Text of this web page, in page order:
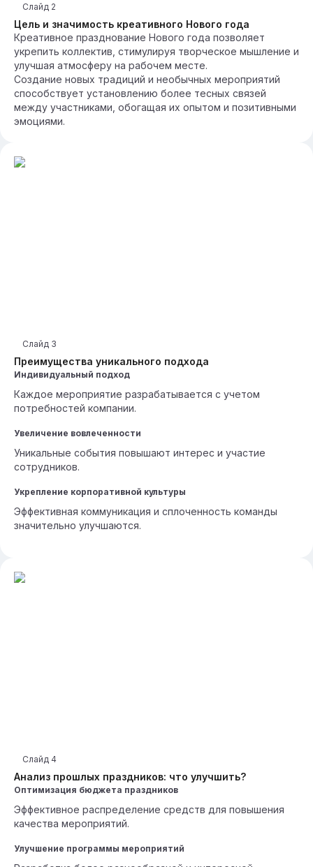
Цель и значимость креативного Нового года
Слайд 2
Креативное празднование Нового года позволяет
укрепить коллектив, стимулируя творческое мышление и
улучшая атмосферу на рабочем месте.
Создание новых традиций и необычных мероприятий
способствует установлению более тесных связей
между участниками, обогащая их опытом и позитивными
эмоциями.
Преимущества уникального подхода
Слайд 3
Индивидуальный подход
Каждое мероприятие разрабатывается с учетом
потребностей компании.
Увеличение вовлеченности
Уникальные события повышают интерес и участие
сотрудников.
Укрепление корпоративной культуры
Эффективная коммуникация и сплоченность команды
значительно улучшаются.
Анализ прошлых праздников: что улучшить?
Слайд 4
Оптимизация бюджета праздников
Эффективное распределение средств для повышения
качества мероприятий.
Улучшение программы мероприятий